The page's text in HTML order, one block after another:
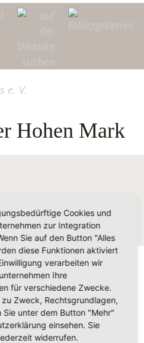
Hohen Mark
e. V.
421,45711 Datteln
Cookies und
zur Integration
Sie auf den Button "Alles
diese Funktionen aktiviert
verarbeiten wir
Ihre
für verschiedene Zwecke.
Zweck, Rechtsgrundlagen,
Sie unter dem Button "Mehr"
einsehen. Sie
widerrufen.